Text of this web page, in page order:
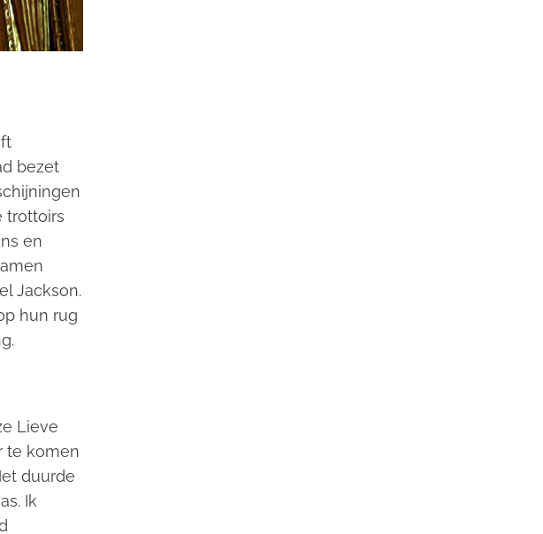
bezet
trottoirs
en
Jackson.
hun rug
Lieve
te komen
duurde
Ik